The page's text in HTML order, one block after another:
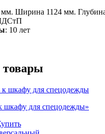
мм. Ширина 1124 мм.
: 10 лет
товары
шкафу для спецодежды»